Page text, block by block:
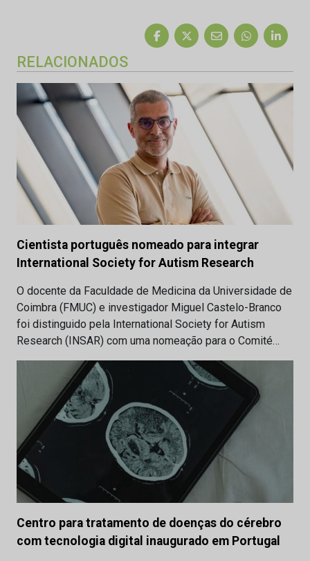
RELACIONADOS
Cientista português nomeado para integrar
International Society for Autism Research
O docente da Faculdade de Medicina da Universidade de
Coimbra (FMUC) e investigador Miguel Castelo-Branco
foi distinguido pela International Society for Autism
Research (INSAR) com uma nomeação para o Comité…
Centro para tratamento de doenças do cérebro
com tecnologia digital inaugurado em Portugal